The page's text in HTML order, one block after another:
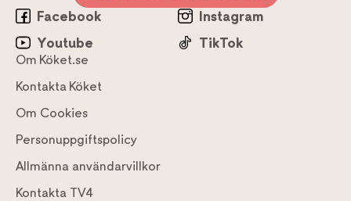
Facebook
Instagram
Youtube
TikTok
Om Köket.se
Kontakta Köket
Om Cookies
Personuppgiftspolicy
Allmänna användarvillkor
Kontakta TV4